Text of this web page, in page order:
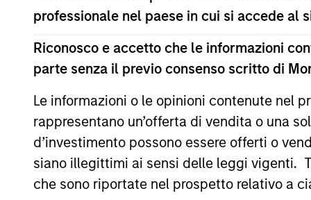
professionale nel paese in cui si accede al
Riconosco e accetto che le informazioni
parte senza il previo consenso scritto di
Le informazioni o le opinioni contenute nel
rappresentano un’offerta di vendita o una
d’investimento possono essere offerti o
siano illegittimi ai sensi delle leggi vigenti.
che sono riportate nel prospetto relativo a
Il presente materiale contiene informazioni relative ai
modifiche. La Società è un organismo d’investimento
Prima dell’adesione ai comparti, le richieste di
contenente informazioni chiave (“KID”) o del
(“Documenti di offerta”) o altri documenti disponibili sul
European Bank and Business Centre, 6B route de
Le informazioni relative agli aspetti di sostenibilità del
Inoltre, gli investitori italiani sono invitati a prendere
supplementari per Hong Kong” (“Additional Information
lingua tedesca del Prospetto Informativo, del